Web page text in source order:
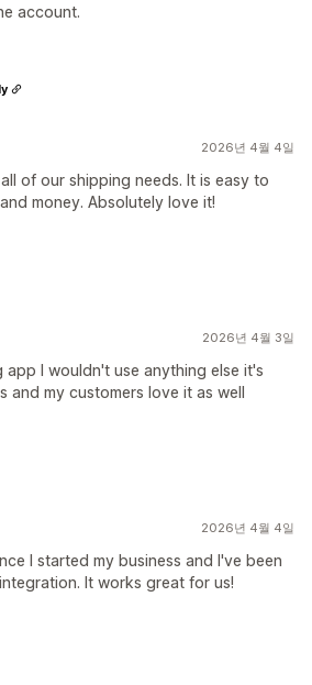
account.
2026년 4월 4일
of our shipping needs. It is easy to
money. Absolutely love it!
2026년 4월 3일
I wouldn't use anything else it's
and my customers love it as well
2026년 4월 4일
I started my business and I've been
It works great for us!